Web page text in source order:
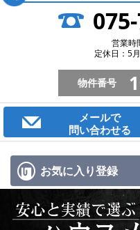
営業時
定休日：5
物件番号
メールで
問い合わせる
お気に入り登録